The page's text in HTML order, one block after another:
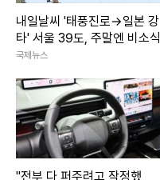
내일날씨 '태풍진로→일본 강
타' 서울 39도, 주말엔 비소식
국제뉴스
"전부 다 퍼주려고 작정했